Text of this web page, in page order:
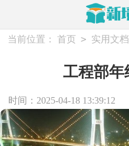
当前位置： 首页 > 实用文档
工程部年
时间：2025-04-18 13:39:12